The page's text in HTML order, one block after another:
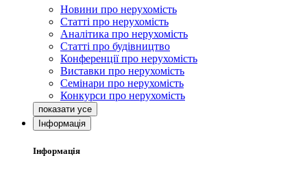
Новини про нерухомість
Статті про нерухомість
Аналітика про нерухомість
Статті про будівництво
Конференції про нерухомість
Виставки про нерухомість
Семінари про нерухомість
Конкурси про нерухомість
Інформація
Інформація